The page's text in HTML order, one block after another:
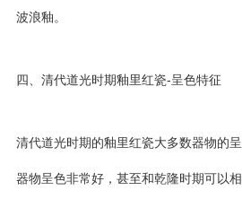
波浪釉。
四、清代道光时期釉里红瓷-呈色特征
清代道光时期的釉里红瓷大多数器物的
器物呈色非常好，甚至和乾隆时期可以相